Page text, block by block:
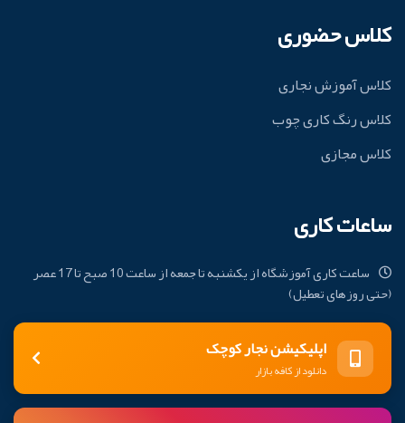
کلاس حضوری
کلاس آموزش نجاری
کلاس رنگ کاری چوب
کلاس مجازی
ساعات کاری
ساعت کاری آموزشگاه از یکشنبه تا جمعه از ساعت 10 صبح تا 17 عصر
(حتی روزهای تعطیل)
اپلیکیشن نجار کوچک
دانلود از کافه بازار